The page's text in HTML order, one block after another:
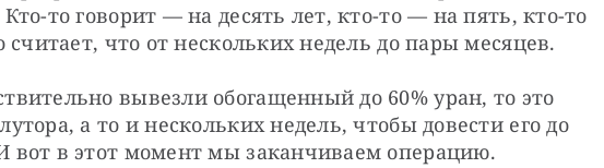
то говорит — на десять лет, кто-то — на пять, кто-то
что от нескольких недель до пары месяцев.
вывезли обогащенный до 60% уран, то это
а то и нескольких недель, чтобы довести его до
вот в этот момент мы заканчиваем операцию.